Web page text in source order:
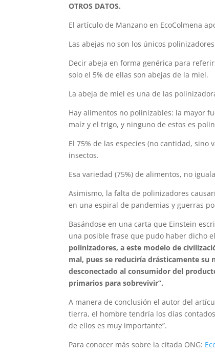
OTROS DATOS.
El artículo de Manzano en EcoColmena
Las abejas no son los únicos
Decir abeja en forma genérica para
solo el 5% de ellas son abejas de la miel.
La abeja de miel es una de las
Hay alimentos no polinizables: la mayor
maíz y el trigo, y ninguno de estos es
El 75% de las especies (no cantidad,
insectos.
Esa variedad (75%) de alimentos, no
Asimismo, la falta de polinizadores
en una espiral de pandemias y guerras
Basándose en una carta que Einstein
una posible frase que pudo haber dicho
polinizadores, a este modelo de
mal, pues se reduciría drásticamente su
desconectado al consumidor del
primarios para sobrevivir”.
A manera de conclusión el autor del
tierra, el hombre tendría los días
de ellos es muy importante”.
Para conocer más sobre la citada ONG: